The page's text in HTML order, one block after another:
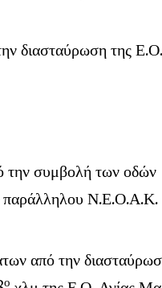
διασταύρωση της Ε.Ο.
την συμβολή των οδών
Ν.Ε.Ο.Α.Κ.
από την
ο